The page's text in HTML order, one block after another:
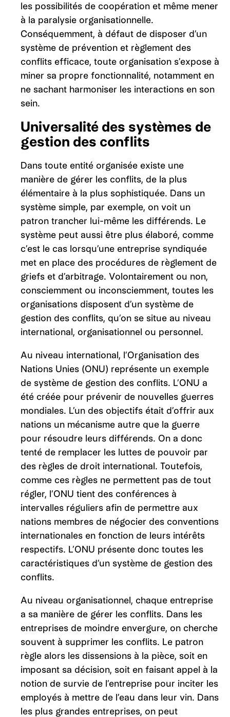
les possibilités de coopération et même mener
à la paralysie organisationnelle.
Conséquemment, à défaut de disposer d’un
système de prévention et règlement des
conflits efficace, toute organisation s’expose à
miner sa propre fonctionnalité, notamment en
ne sachant harmoniser les interactions en son
sein.
Universalité des systèmes de
gestion des conflits
Dans toute entité organisée existe une
manière de gérer les conflits, de la plus
élémentaire à la plus sophistiquée. Dans un
système simple, par exemple, on voit un
patron trancher lui-même les différends. Le
système peut aussi être plus élaboré, comme
c’est le cas lorsqu’une entreprise syndiquée
met en place des procédures de règlement de
griefs et d’arbitrage. Volontairement ou non,
consciemment ou inconsciemment, toutes les
organisations disposent d’un système de
gestion des conflits, qu’on se situe au niveau
international, organisationnel ou personnel.
Au niveau international, l’Organisation des
Nations Unies (ONU) représente un exemple
de système de gestion des conflits. L’ONU a
été créée pour prévenir de nouvelles guerres
mondiales. L’un des objectifs était d’offrir aux
nations un mécanisme autre que la guerre
pour résoudre leurs différends. On a donc
tenté de remplacer les luttes de pouvoir par
des règles de droit international. Toutefois,
comme ces règles ne permettent pas de tout
régler, l’ONU tient des conférences à
intervalles réguliers afin de permettre aux
nations membres de négocier des conventions
internationales en fonction de leurs intérêts
respectifs. L’ONU présente donc toutes les
caractéristiques d’un système de gestion des
conflits.
Au niveau organisationnel, chaque entreprise
a sa manière de gérer les conflits. Dans les
entreprises de moindre envergure, on cherche
souvent à supprimer les conflits. Le patron
règle alors les dissensions à la pièce, soit en
imposant sa décision, soit en faisant appel à la
notion de survie de l’entreprise pour inciter les
employés à mettre de l’eau dans leur vin. Dans
les plus grandes entreprises, on peut